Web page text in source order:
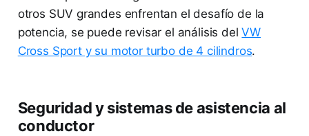
otros SUV grandes enfrentan el desafío de la
potencia, se puede revisar el análisis delVW
Cross Sport y su motor turbo de 4 cilindros.
Seguridad y sistemas de asistencia al
conductor